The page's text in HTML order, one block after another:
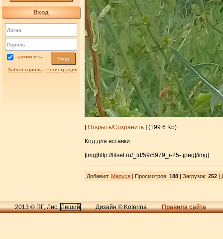
Вход
запомнить Вход
Забыл пароль| Регистрация
[Открыть/Сохранить] (199.6 Kb)
Код для вставки:
[img]http://litset.ru/_ld/59/5979_i-25-.jpeg[/img]
Добавил: Маруся| Просмотров: 188| Загрузок: 252|
2013 © ПГ, Лис,Леший Дизайн © Koterina Правила сайта